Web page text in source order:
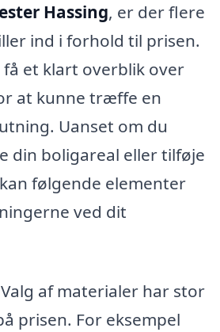
Hassing, er der flere
ind i forhold til prisen.
et klart overblik over
at kunne træffe en
Uanset om du
din boligareal eller tilføje
følgende elementer
ved dit
Valg af materialer har stor
prisen. For eksempel